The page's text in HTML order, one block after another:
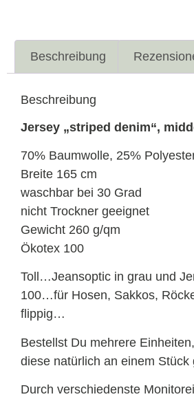
Beschreibung
Beschreibung
Jersey „striped denim“,
70% Baumwolle, 25%
Breite 165 cm
waschbar bei 30 Grad
nicht Trockner geeignet
Gewicht 260 g/qm
Ökotex 100
Toll…Jeansoptic in grau und
100…für Hosen, Sakkos,
flippig…
Bestellst Du mehrere
diese natürlich an einem
Durch verschiedenste